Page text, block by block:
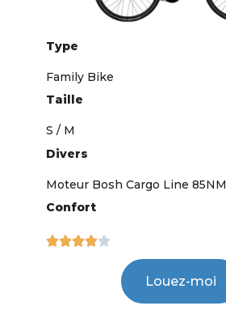
Type
Family Bike
Taille
S / M
Divers
Moteur Bosh Cargo Line 85NM
Confort

Louez-moi